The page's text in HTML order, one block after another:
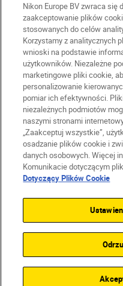
PL Nikon Sites
Skontaktuj się z nami
Oświadczenie
Warunki użytkowania
Warunki korzystania z
Komunikat dotyczący
Ustawienia plików
Nikon Europe BV zwraca się
zaakceptowanie plików
stosowanych do celów
Korzystamy z analitycznych
wnioski na podstawie
użytkowników. Niezależne
marketingowe pliki cookie,
personalizowanie
pomiar ich efektywności.
niezależnych podmiotów
naszymi stronami
„Zaakceptuj wszystkie”,
osadzanie plików cookie i
danych osobowych. Więcej
Komunikacie dotyczącym
Dotyczący Plików Cookie